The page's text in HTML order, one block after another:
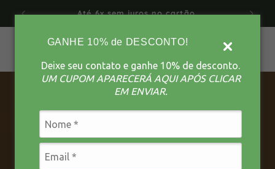
GANHE 10% de DESCONTO!
Deixe seu contato e ganhe 10% de desconto.
UM CUPOM APARECERÁ AQUI APÓS CLICAR
EM ENVIAR.
para o
Frete Grátis acima de R$ 600
Carrinho